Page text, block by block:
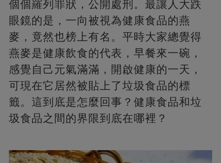
個個羅列罪狀，公開處刑。最讓人大跌
眼鏡的是，一向被視為健康食品的燕
麥，竟然也榜上有名。平時大家總覺得
燕麥是健康飲食的代表，早餐來一碗，
感覺自己元氣滿滿，開啟健康的一天，
可現在它居然被貼上了垃圾食品的標
籤。這到底是怎麼回事？健康食品和垃
圾食品之間的界限到底在哪裡？